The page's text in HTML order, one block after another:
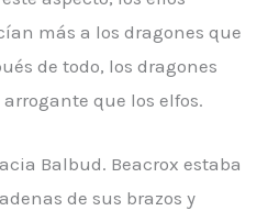
más a los dragones que
de todo, los dragones
que los elfos.
Balbud. Beacrox estaba
de sus brazos y